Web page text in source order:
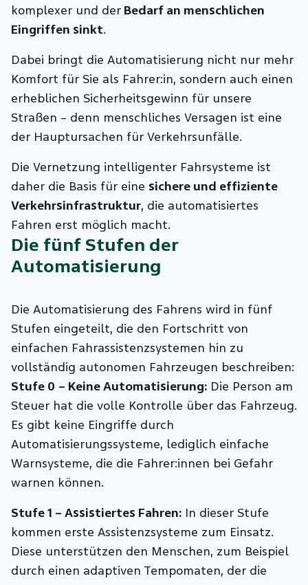
komplexer und der Bedarf an menschlichen
Eingriffen sinkt.
Dabei bringt die Automatisierung nicht nur mehr
Komfort für Sie als Fahrer:in, sondern auch einen
erheblichen Sicherheitsgewinn für unsere
Straßen – denn menschliches Versagen ist eine
der Hauptursachen für Verkehrsunfälle.
Die Vernetzung intelligenter Fahrsysteme ist
daher die Basis für eine sichere und effiziente
Verkehrsinfrastruktur, die automatisiertes
Fahren erst möglich macht.
Die fünf Stufen der
Automatisierung
Die Automatisierung des Fahrens wird in fünf
Stufen eingeteilt, die den Fortschritt von
einfachen Fahrassistenzsystemen hin zu
vollständig autonomen Fahrzeugen beschreiben:
Stufe 0 – Keine Automatisierung: Die Person am
Steuer hat die volle Kontrolle über das Fahrzeug.
Es gibt keine Eingriffe durch
Automatisierungssysteme, lediglich einfache
Warnsysteme, die die Fahrer:innen bei Gefahr
warnen können.
Stufe 1 – Assistiertes Fahren: In dieser Stufe
kommen erste Assistenzsysteme zum Einsatz.
Diese unterstützen den Menschen, zum Beispiel
durch einen adaptiven Tempomaten, der die